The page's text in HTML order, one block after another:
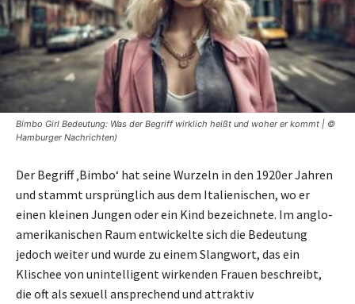
Bimbo Girl Bedeutung: Was der Begriff wirklich heißt und woher er kommt | ©
Hamburger Nachrichten)
Der Begriff ‚Bimbo‘ hat seine Wurzeln in den 1920er Jahren
und stammt ursprünglich aus dem Italienischen, wo er
einen kleinen Jungen oder ein Kind bezeichnete. Im anglo-
amerikanischen Raum entwickelte sich die Bedeutung
jedoch weiter und wurde zu einem Slangwort, das ein
Klischee von unintelligent wirkenden Frauen beschreibt,
die oft als sexuell ansprechend und attraktiv